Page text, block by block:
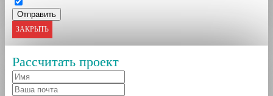
ЗАКРЫТЬ
Рассчитать проект